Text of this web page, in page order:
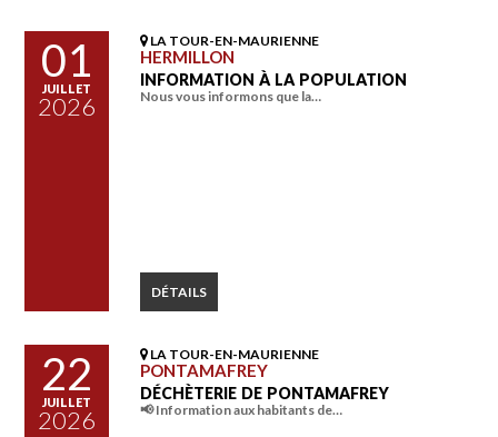
01
JUILLET
2026
LA TOUR-EN-MAURIENNE
HERMILLON
INFORMATION À LA POPULATION
Nous vous informons que la…
DÉTAILS
22
JUILLET
2026
LA TOUR-EN-MAURIENNE
PONTAMAFREY
DÉCHÈTERIE DE PONTAMAFREY
📢 Information aux habitants de…